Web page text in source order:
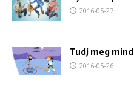
2016-05-27
Tudj meg
2016-05-26